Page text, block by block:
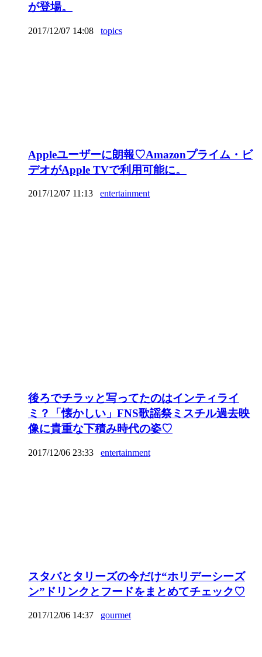
が登場。
2017/12/07 14:08 topics
Appleユーザーに朗報♡Amazonプライム・ビ
デオがApple TVで利用可能に。
2017/12/07 11:13 entertainment
後ろでチラッと写ってたのはインティライ
ミ？「懐かしい」FNS歌謡祭ミスチル過去映
像に貴重な下積み時代の姿♡
2017/12/06 23:33 entertainment
スタバとタリーズの今だけ“ホリデーシーズ
ン”ドリンクとフードをまとめてチェック♡
2017/12/06 14:37 gourmet